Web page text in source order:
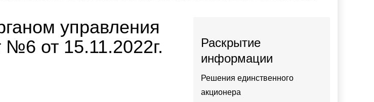
управления
от 15.11.2022г.
Раскрытие
информации
Решения единственного
акционера